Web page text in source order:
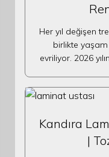
Her yıl değişen
birlikte yaşam
evriliyor. 2026
Kandıra
|